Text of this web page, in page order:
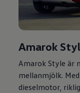
Amarok
Amarok Style är
mellanmjölk.
dieselmotor,